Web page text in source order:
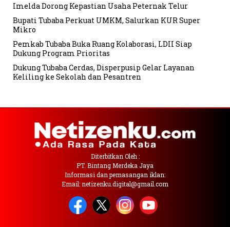
Imelda Dorong Kepastian Usaha Peternak Telur
Bupati Tubaba Perkuat UMKM, Salurkan KUR Super
Mikro
Pemkab Tubaba Buka Ruang Kolaborasi, LDII Siap
Dukung Program Prioritas
Dukung Tubaba Cerdas, Disperpusip Gelar Layanan
Keliling ke Sekolah dan Pesantren
Diterbitkan Oleh :
PT. Bintang Merdeka Jaya
Informasi dan pemasangan iklan:
Email: netizenku.digital@gmail.com